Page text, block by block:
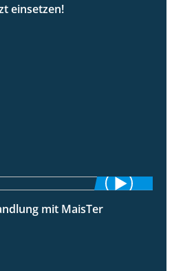
einsetzen!
mit MaisTer